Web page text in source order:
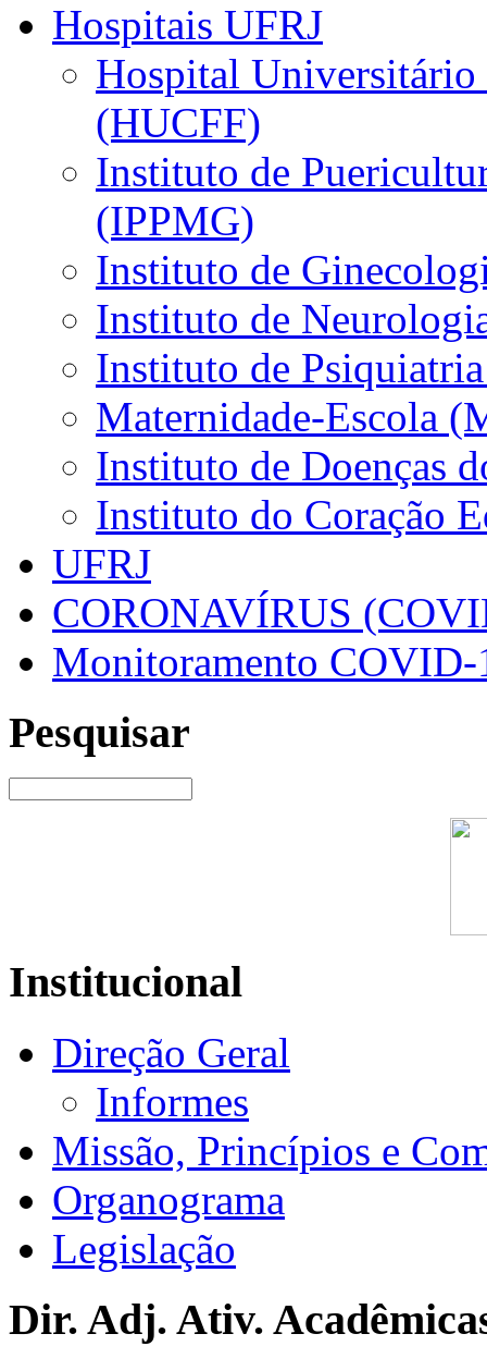
Hospitais UFRJ
Hospital
(HUCFF)
Instituto de
(IPPMG)
Instituto de
Instituto de
Instituto de
Maternidade-Escola
Instituto de Doenças
Instituto do Coração
UFRJ
CORONAVÍRUS
Monitoramento COVID-
Pesquisar
Institucional
Direção Geral
Informes
Missão, Princípios e
Organograma
Legislação
Dir. Adj. Ativ.